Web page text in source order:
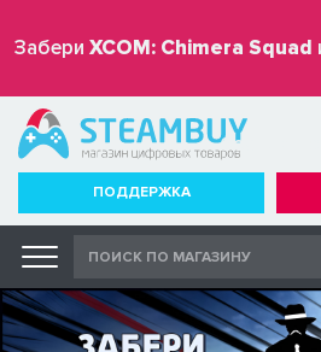
Забери XCOM: Chimera Squad
бесплатно
ПОДДЕРЖКА